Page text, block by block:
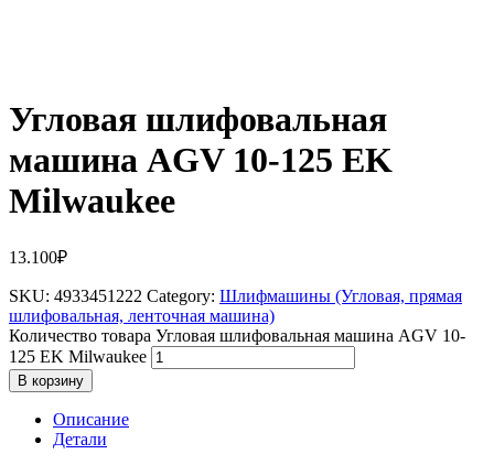
Угловая шлифовальная
машина AGV 10-125 EK
Milwaukee
13.100₽
SKU: 4933451222 Category: Шлифмашины (Угловая, прямая
шлифовальная, ленточная машина)
Количество товара Угловая шлифовальная машина AGV 10-
125 EK Milwaukee
В корзину
Описание
Детали